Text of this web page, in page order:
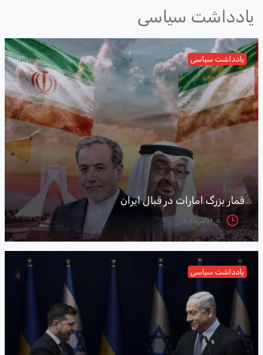
یادداشت سیاسی
قمار بزرگ امارات در قبال ایران
۱۴۰۵ مرداد ۰۶
یادداشت سیاسی
یادداشت سیاسی